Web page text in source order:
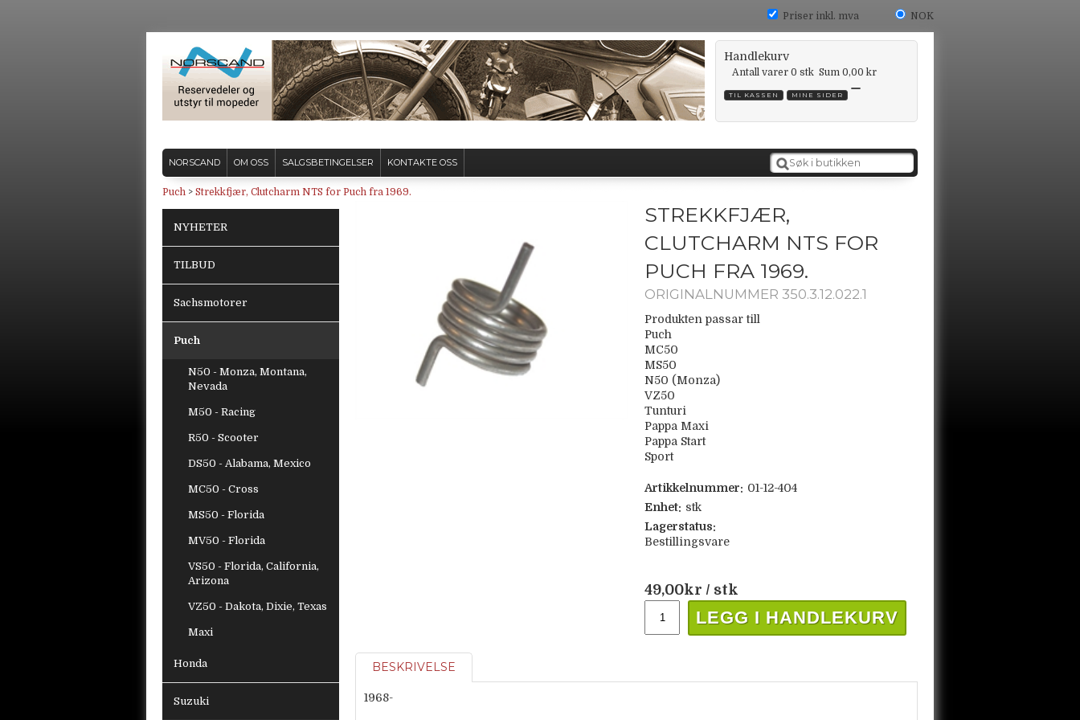
NOK
Priser inkl. mva
Handlekurv
Antall varer 0 stk Sum 0,00 kr
TIL KASSEN MINE SIDER
NORSCAND OM OSS SALGSBETINGELSER KONTAKTE OSS
Puch > Strekkfjær, Clutcharm NTS for Puch fra 1969.
NYHETER
TILBUD
Sachsmotorer
Puch
N50 - Monza, Montana,
Nevada
M50 - Racing
R50 - Scooter
DS50 - Alabama, Mexico
MC50 - Cross
MS50 - Florida
MV50 - Florida
VS50 - Florida, California,
Arizona
VZ50 - Dakota, Dixie, Texas
Maxi
Honda
Suzuki
STREKKFJÆR,
CLUTCHARM NTS FOR
PUCH FRA 1969.
ORIGINALNUMMER 350.3.12.022.1
Produkten passar till
Puch
MC50
MS50
N50 (Monza)
VZ50
Tunturi
Pappa Maxi
Pappa Start
Sport
Artikkelnummer: 01-12-404
Enhet: stk
Lagerstatus:
Bestillingsvare
49,00kr / stk
LEGG I HANDLEKURV
BESKRIVELSE
1968-